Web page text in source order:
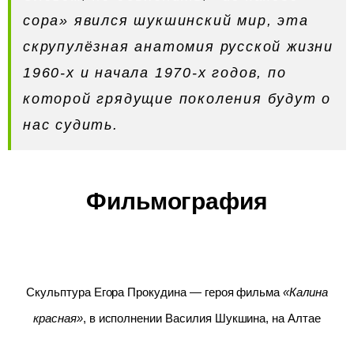
сора» явился шукшинский мир, эта
скрупулёзная анатомия русской жизни
1960-х и начала 1970-х годов, по
которой грядущие поколения будут о
нас судить.
Фильмография
Скульптура Егора Прокудина — героя фильма«Калина
красная», в исполнении Василия Шукшина, на Алтае